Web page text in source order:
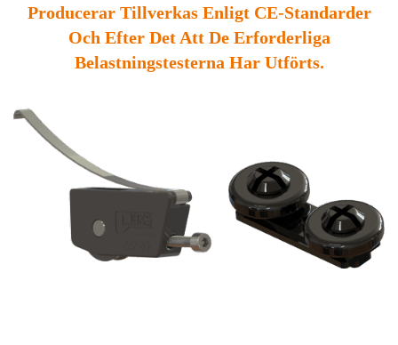
Producerar Tillverkas Enligt CE-Standarder
Och Efter Det Att De Erforderliga
Belastningstesterna Har Utförts.